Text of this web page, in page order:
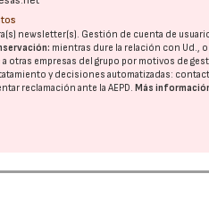
newsletter(s). Gestión de cuenta de
mientras dure la relación con Ud.,
otras empresas del grupo por motivos de
y decisiones automatizadas:
reclamación ante laAEPD. Más